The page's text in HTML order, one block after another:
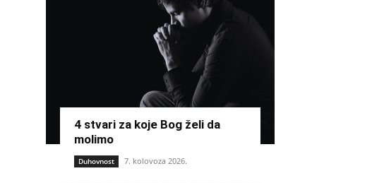
4 stvari za koje Bog želi da
molimo
Duhovnost 7. kolovoza 2026.